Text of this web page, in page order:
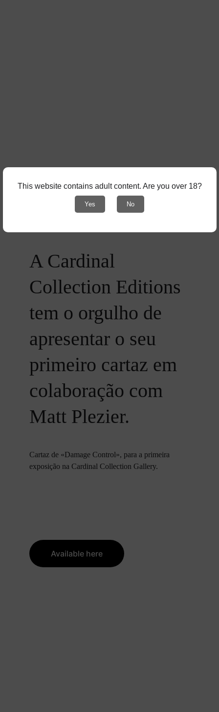
A Cardinal
Collection Editions
tem o orgulho de
apresentar o seu
primeiro cartaz em
colaboração com
Matt Plezier.
Cartaz de «Damage Control», para a primeira
exposição na Cardinal Collection Gallery.
Available here
This website contains adult content. Are you over 18?
Yes No